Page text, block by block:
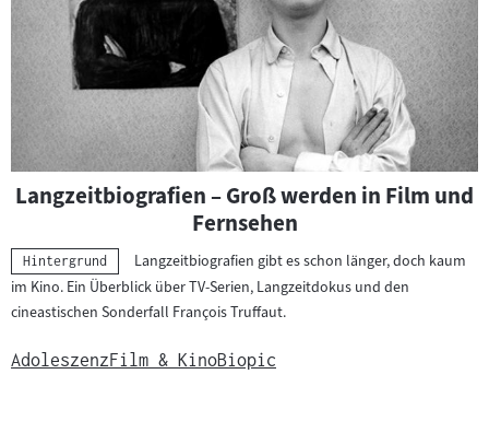
Langzeitbiografien – Groß werden in Film und
Fernsehen
Kategorie:
Hintergrund
Langzeitbiografien gibt es schon länger, doch kaum
im Kino. Ein Überblick über TV-Serien, Langzeitdokus und den
cineastischen Sonderfall François Truffaut.
AdoleszenzFilm & KinoBiopic